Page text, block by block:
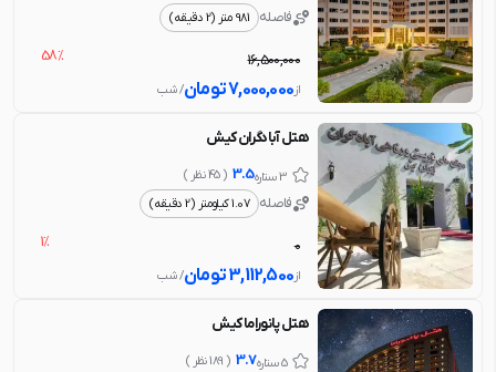
فاصله 981 متر (2 دقیقه)
16,500,000
58%
از 7,000,000تومان/ شب
هتل آبادگران کیش
3 ستاره 3.5 ( 45 نظر )
فاصله 1.07 کیلومتر (2 دقیقه)
0
1%
از 3,112,500تومان/ شب
هتل پانوراما کیش
5 ستاره 3.7 ( 189 نظر )